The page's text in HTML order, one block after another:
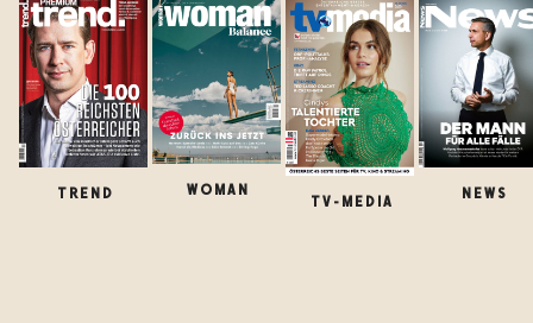
TREND WOMAN
TV-MEDIA
NEWS